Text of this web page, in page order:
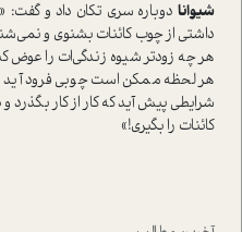
شیوانا دوباره سری تکان داد و گفت:
داشتی از چوب کائنات بشنوی و
هر چه زودتر شیوه زندگی‌ات را عوض
هر لحظه ممکن است چوبی فرود
شرایطی پیش آید که کار از کار
کائنات را بگیری!»